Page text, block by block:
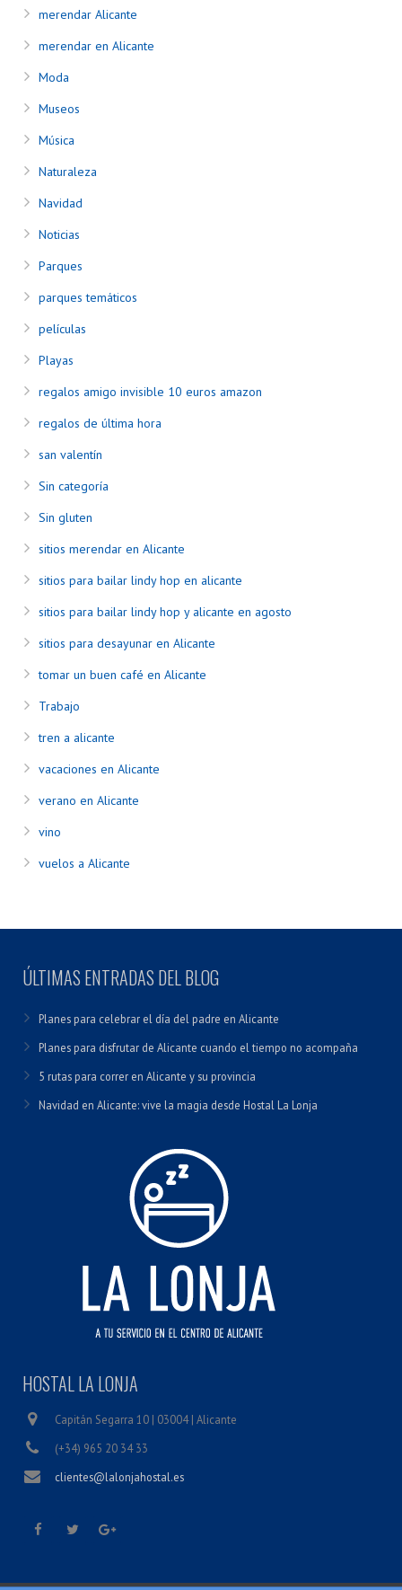
merendar Alicante
merendar en Alicante
Moda
Museos
Música
Naturaleza
Navidad
Noticias
Parques
parques temáticos
películas
Playas
regalos amigo invisible 10 euros amazon
regalos de última hora
san valentín
Sin categoría
Sin gluten
sitios merendar en Alicante
sitios para bailar lindy hop en alicante
sitios para bailar lindy hop y alicante en agosto
sitios para desayunar en Alicante
tomar un buen café en Alicante
Trabajo
tren a alicante
vacaciones en Alicante
verano en Alicante
vino
vuelos a Alicante
ÚLTIMAS ENTRADAS DEL BLOG
Planes para celebrar el día del padre en Alicante
Planes para disfrutar de Alicante cuando el tiempo no acompaña
5 rutas para correr en Alicante y su provincia
Navidad en Alicante: vive la magia desde Hostal La Lonja
HOSTAL LA LONJA
Capitán Segarra 10 | 03004 | Alicante
(+34) 965 20 34 33
clientes@lalonjahostal.es